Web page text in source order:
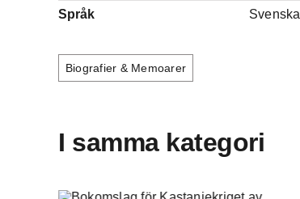
Språk Svenska
Biografier & Memoarer
I samma kategori